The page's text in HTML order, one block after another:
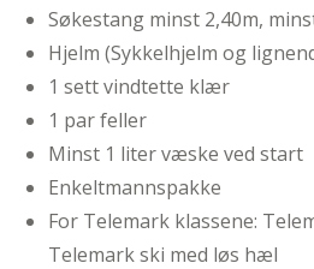
Søkestang minst 2,40m,
Hjelm (Sykkelhjelm og
1 sett vindtette klær
1 par feller
Minst 1 liter væske ved start
Enkeltmannspakke
For Telemark klassene:
Telemark ski med løs hæl